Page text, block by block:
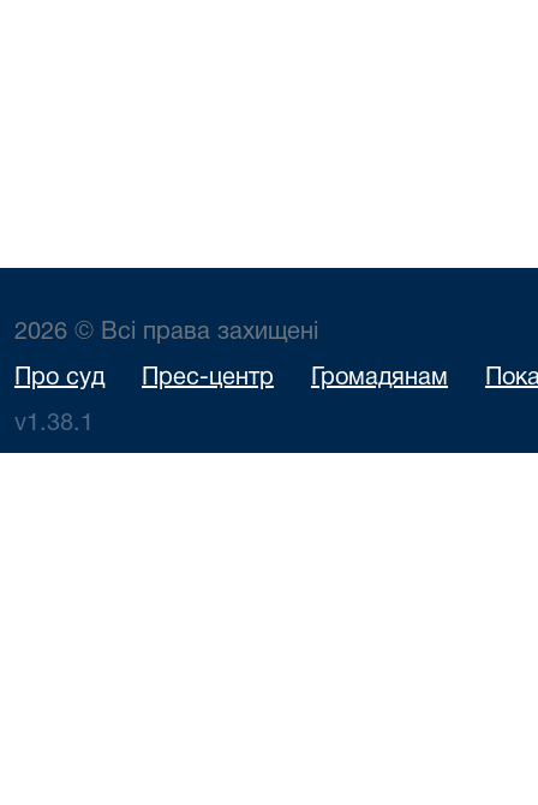
2026 © Всі права захищені
Про суд Прес-центр Громадянам
v1.38.1